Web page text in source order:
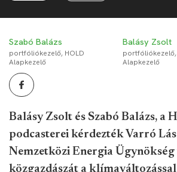
Szabó Balázs
portfóliókezelő, HOLD
Alapkezelő
Balásy Zsolt
portfóliókezelő,
Alapkezelő
Balásy Zsolt és Szabó Balázs, a
podcasterei kérdezték Varró
Nemzetközi Energia Ügynökség
közgazdászát a